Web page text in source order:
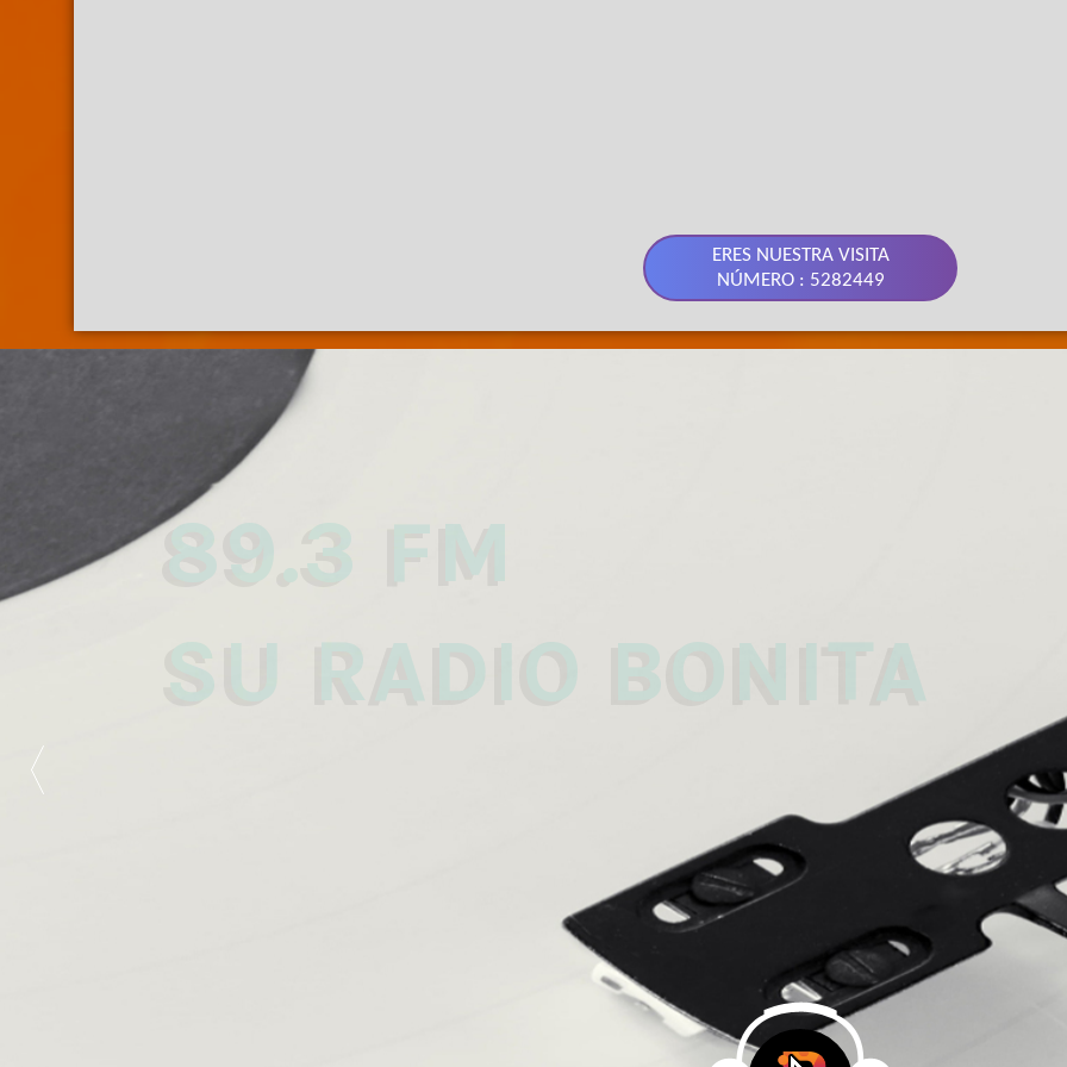
ERES NUESTRA VISITA
NÚMERO : 5282449
89.3 FM
SU RADIO BONITA